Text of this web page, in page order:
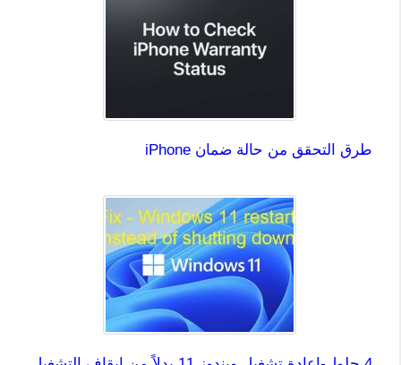
طرق التحقق من حالة ضمان iPhone